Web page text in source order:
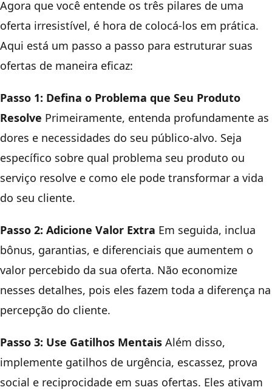
Agora que você entende os três pilares de uma
oferta irresistível, é hora de colocá-los em prática.
Aqui está um passo a passo para estruturar suas
ofertas de maneira eficaz:
Passo 1: Defina o Problema que Seu Produto
Resolve Primeiramente, entenda profundamente as
dores e necessidades do seu público-alvo. Seja
específico sobre qual problema seu produto ou
serviço resolve e como ele pode transformar a vida
do seu cliente.
Passo 2: Adicione Valor Extra Em seguida, inclua
bônus, garantias, e diferenciais que aumentem o
valor percebido da sua oferta. Não economize
nesses detalhes, pois eles fazem toda a diferença na
percepção do cliente.
Passo 3: Use Gatilhos Mentais Além disso,
implemente gatilhos de urgência, escassez, prova
social e reciprocidade em suas ofertas. Eles ativam